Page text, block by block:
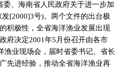
委、海南省人民政府关于进一步加
发[2000]3号)。两个文件的出台极
积极性，全省海洋渔业发展出现
府决定2001年5月份召开由各市
渔业现场会，届时省委书记、省长
先进经验，推动全省海洋渔业再